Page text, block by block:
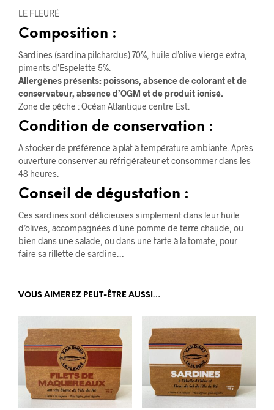
LE FLEURÉ
Composition :
Sardines (sardina pilchardus) 70%, huile d’olive vierge extra,
piments d’Espelette 5%.
Allergènes présents: poissons, absence de colorant et de
conservateur, absence d’OGM et de produit ionisé.
Zone de pêche : Océan Atlantique centre Est.
Condition de conservation :
A stocker de préférence à plat à température ambiante. Après
ouverture conserver au réfrigérateur et consommer dans les
48 heures.
Conseil de dégustation :
Ces sardines sont délicieuses simplement dans leur huile
d’olives, accompagnées d’une pomme de terre chaude, ou
bien dans une salade, ou dans une tarte à la tomate, pour
faire sa rillette de sardine…
VOUS AIMEREZ PEUT-ÊTRE AUSSI…